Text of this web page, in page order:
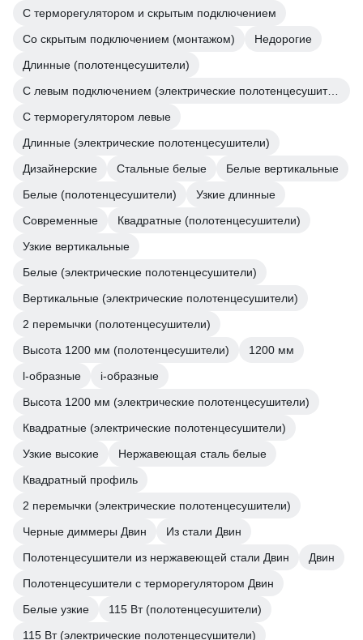
С терморегулятором и скрытым подключением
Со скрытым подключением (монтажом)
Недорогие
Длинные (полотенцесушители)
С левым подключением (электрические полотенцесушители)
С терморегулятором левые
Длинные (электрические полотенцесушители)
Дизайнерские
Стальные белые
Белые вертикальные
Белые (полотенцесушители)
Узкие длинные
Современные
Квадратные (полотенцесушители)
Узкие вертикальные
Белые (электрические полотенцесушители)
Вертикальные (электрические полотенцесушители)
2 перемычки (полотенцесушители)
Высота 1200 мм (полотенцесушители)
1200 мм
l-образные
i-образные
Высота 1200 мм (электрические полотенцесушители)
Квадратные (электрические полотенцесушители)
Узкие высокие
Нержавеющая сталь белые
Квадратный профиль
2 перемычки (электрические полотенцесушители)
Черные диммеры Двин
Из стали Двин
Полотенцесушители из нержавеющей стали Двин
Двин
Полотенцесушители с терморегулятором Двин
Белые узкие
115 Вт (полотенцесушители)
115 Вт (электрические полотенцесушители)